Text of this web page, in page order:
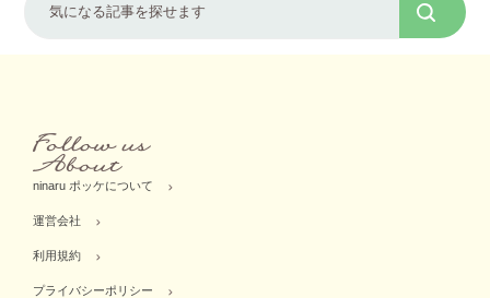
ninaru ポッケについて
運営会社
利用規約
プライバシーポリシー